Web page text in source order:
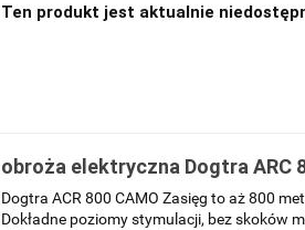
Ten produkt jest aktualnie
obroża elektryczna Dogtra ARC
Dogtra ACR 800 CAMO Zasięg to aż 800
Dokładne poziomy stymulacji, bez skoków